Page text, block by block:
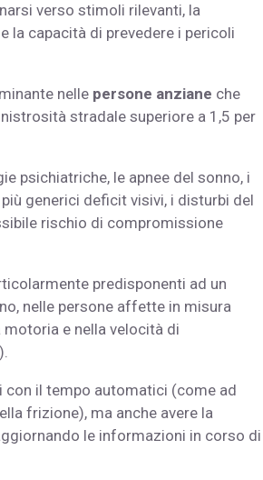
verso stimoli rilevanti, la
la capacità di prevedere i pericoli
nelle persone anziane che
stradale superiore a 1,5 per
psichiatriche, le apnee del sonno, i
generici deficit visivi, i disturbi del
rischio di compromissione
predisponenti ad un
nelle persone affette in misura
e nella velocità di
il tempo automatici (come ad
frizione), ma anche avere la
le informazioni in corso di